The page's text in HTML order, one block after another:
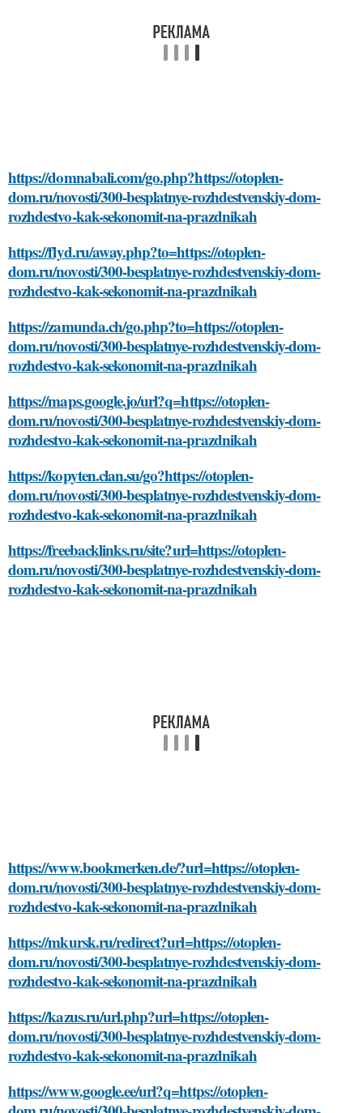
https://domnabali.com/go.php?https://otoplen-
dom.ru/novosti/300-besplatnye-rozhdestvenskiy-dom-
rozhdestvo-kak-sekonomit-na-prazdnikah
https://flyd.ru/away.php?to=https://otoplen-
dom.ru/novosti/300-besplatnye-rozhdestvenskiy-dom-
rozhdestvo-kak-sekonomit-na-prazdnikah
https://zamunda.ch/go.php?to=https://otoplen-
dom.ru/novosti/300-besplatnye-rozhdestvenskiy-dom-
rozhdestvo-kak-sekonomit-na-prazdnikah
https://maps.google.jo/url?q=https://otoplen-
dom.ru/novosti/300-besplatnye-rozhdestvenskiy-dom-
rozhdestvo-kak-sekonomit-na-prazdnikah
https://kopyten.clan.su/go?https://otoplen-
dom.ru/novosti/300-besplatnye-rozhdestvenskiy-dom-
rozhdestvo-kak-sekonomit-na-prazdnikah
https://freebacklinks.ru/site?url=https://otoplen-
dom.ru/novosti/300-besplatnye-rozhdestvenskiy-dom-
rozhdestvo-kak-sekonomit-na-prazdnikah
https://www.bookmerken.de/?url=https://otoplen-
dom.ru/novosti/300-besplatnye-rozhdestvenskiy-dom-
rozhdestvo-kak-sekonomit-na-prazdnikah
https://mkursk.ru/redirect?url=https://otoplen-
dom.ru/novosti/300-besplatnye-rozhdestvenskiy-dom-
rozhdestvo-kak-sekonomit-na-prazdnikah
https://kazus.ru/url.php?url=https://otoplen-
dom.ru/novosti/300-besplatnye-rozhdestvenskiy-dom-
rozhdestvo-kak-sekonomit-na-prazdnikah
https://www.google.ee/url?q=https://otoplen-